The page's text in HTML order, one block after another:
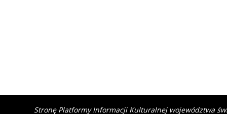
Stronę Platformy Informacji Kulturalnej województwa